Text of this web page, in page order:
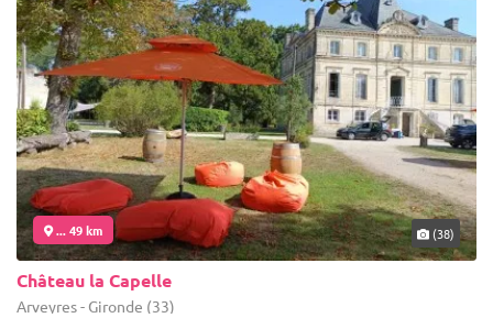
... 49 km (38)
Château la Capelle
Arveyres - Gironde (33)